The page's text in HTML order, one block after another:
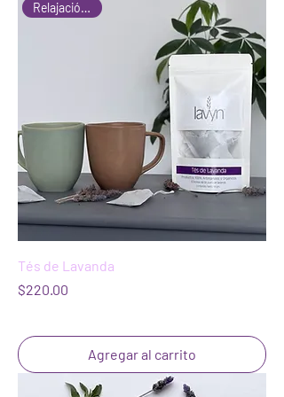
Relajación Total
Tés de Lavanda
Precio
$220.00
Agregar al carrito